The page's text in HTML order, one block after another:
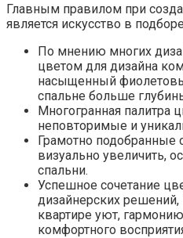
Главным правилом при
является искусство в
По мнению многих
цветом для дизайна
насыщенный
спальне больше
Многогранная палитра
неповторимые и
Грамотно подобранные
визуально увеличить,
спальни.
Успешное сочетание
дизайнерских
квартире уют,
комфортного